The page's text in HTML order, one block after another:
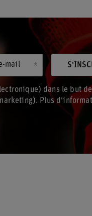
mail
dans le but
Plus